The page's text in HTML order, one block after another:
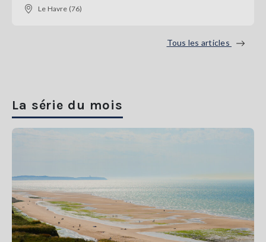
Le Havre (76)
Tous les articles
La série du mois